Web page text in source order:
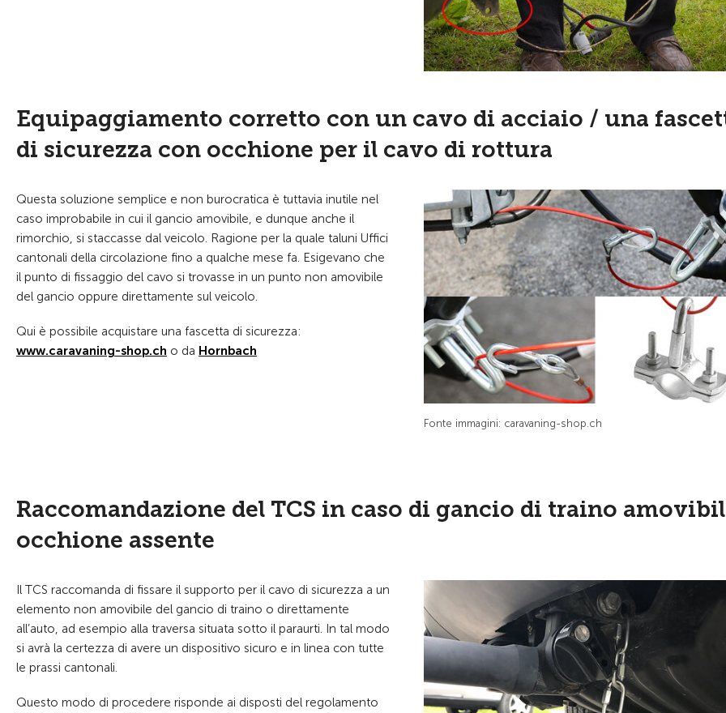
Equipaggiamento corretto con un cavo di acciaio / una
di sicurezza con occhione per il cavo di rottura
Fonte immagini: caravaning-shop.ch
Questa soluzione semplice e non burocratica è tuttavia inutile nel
caso improbabile in cui il gancio amovibile, e dunque anche il
rimorchio, si staccasse dal veicolo. Ragione per la quale taluni Uffici
cantonali della circolazione fino a qualche mese fa. Esigevano che
il punto di fissaggio del cavo si trovasse in un punto non amovibile
del gancio oppure direttamente sul veicolo.
Qui è possibile acquistare una fascetta di sicurezza:
www.caravaning-shop.ch o da Hornbach
Raccomandazione del TCS in caso di gancio di traino
occhione assente
Il TCS raccomanda di fissare il supporto per il cavo di sicurezza a un
elemento non amovibile del gancio di traino o direttamente
all’auto, ad esempio alla traversa situata sotto il paraurti. In tal modo
si avrà la certezza di avere un dispositivo sicuro e in linea con tutte
le prassi cantonali.
Questo modo di procedere risponde ai disposti del regolamento